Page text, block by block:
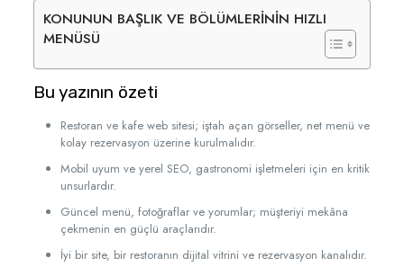
KONUNUN BAŞLIK VE BÖLÜMLERİNİN HIZLI
MENÜSÜ
Bu yazının özeti
Restoran ve kafe web sitesi; iştah açan görseller, net menü ve
kolay rezervasyon üzerine kurulmalıdır.
Mobil uyum ve yerel SEO, gastronomi işletmeleri için en kritik
unsurlardır.
Güncel menü, fotoğraflar ve yorumlar; müşteriyi mekâna
çekmenin en güçlü araçlarıdır.
İyi bir site, bir restoranın dijital vitrini ve rezervasyon kanalıdır.